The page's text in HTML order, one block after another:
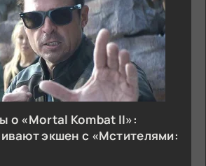
о «Mortal Kombat II»:
экшен с «Мстителями: